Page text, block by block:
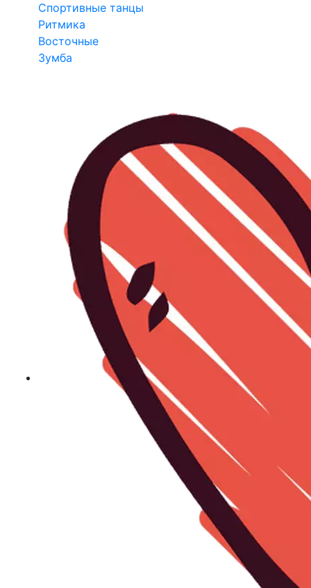
Спортивные танцы
Ритмика
Восточные
Зумба